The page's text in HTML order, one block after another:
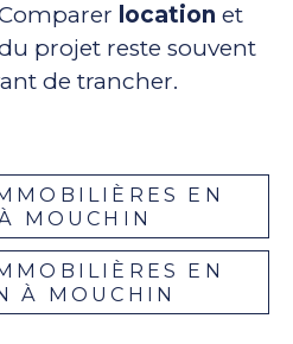
location et
projet reste souvent
de trancher.
EN
MOUCHIN
EN
À MOUCHIN